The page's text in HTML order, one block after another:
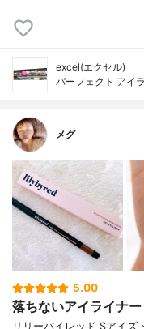
excel(エクセル)
パーフェクト アイ
メグ
5.00
落ちないアイライナ
リリーバイレッド Sアイ